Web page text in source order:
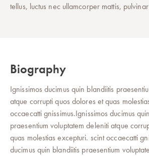
tellus, luctus nec ullamcorper mattis,
Biography
Ignissimos ducimus quin blandiitis
atque corrupti quos dolores et quas
occaecatti gnissimus.Ignissimos ducimus
praesentium voluptatem deleniti atque
quas molestias excepturi. scint occaecatti
ducimus quin blandiitis praesentium